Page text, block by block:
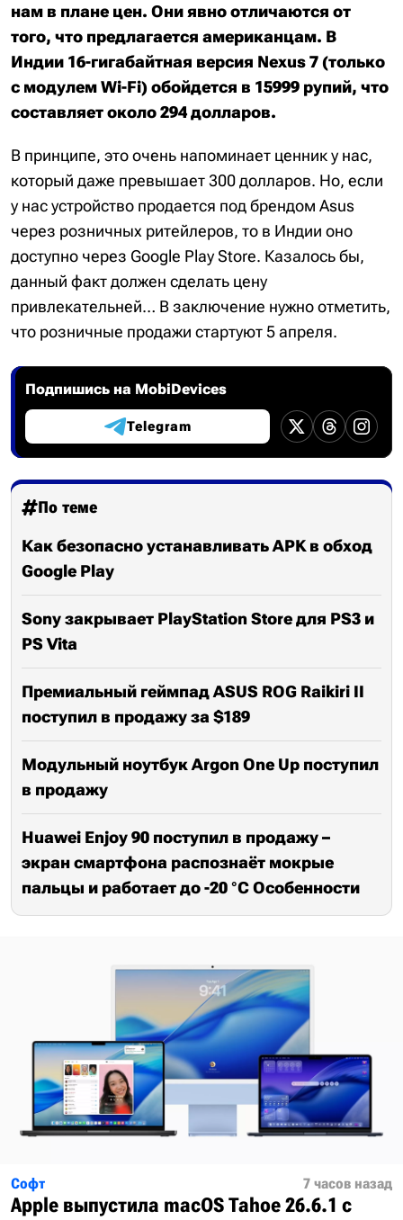
нам в плане цен. Они явно отличаются от
того, что предлагается американцам. В
Индии 16-гигабайтная версия Nexus 7 (только
с модулем Wi-Fi) обойдется в 15999 рупий, что
составляет около 294 долларов.
В принципе, это очень напоминает ценник у нас,
который даже превышает 300 долларов. Но, если
у нас устройство продается под брендом Asus
через розничных ритейлеров, то в Индии оно
доступно через Google Play Store. Казалось бы,
данный факт должен сделать цену
привлекательней… В заключение нужно отметить,
что розничные продажи стартуют 5 апреля.
Подпишись на MobiDevices
Telegram
По теме
Как безопасно устанавливать APK в обход
Google Play
Sony закрывает PlayStation Store для PS3 и
PS Vita
Премиальный геймпад ASUS ROG Raikiri II
поступил в продажу за $189
Модульный ноутбук Argon One Up поступил
в продажу
Huawei Enjoy 90 поступил в продажу –
экран смартфона распознаёт мокрые
пальцы и работает до -20 °C Особенности
Софт 7 часов назад
Apple выпустила macOS Tahoe 26.6.1 с